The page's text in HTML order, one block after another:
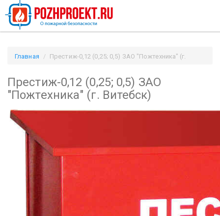
Главная
Престиж-0,12 (0,25; 0,5) ЗАО "Пожтехника" (г.
Престиж-0,12 (0,25; 0,5) ЗАО
"Пожтехника" (г. Витебск)